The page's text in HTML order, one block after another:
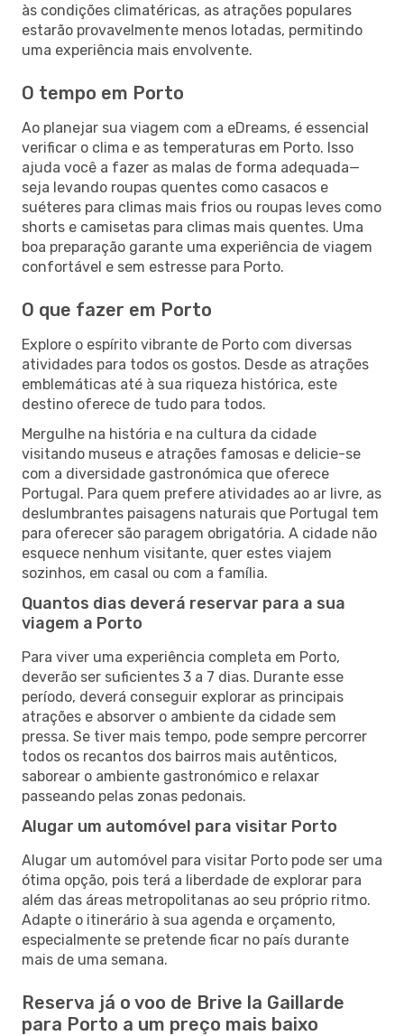
às condições climatéricas, as atrações populares
estarão provavelmente menos lotadas, permitindo
uma experiência mais envolvente.
O tempo em Porto
Ao planejar sua viagem com a eDreams, é essencial
verificar o clima e as temperaturas em Porto. Isso
ajuda você a fazer as malas de forma adequada—
seja levando roupas quentes como casacos e
suéteres para climas mais frios ou roupas leves como
shorts e camisetas para climas mais quentes. Uma
boa preparação garante uma experiência de viagem
confortável e sem estresse para Porto.
O que fazer em Porto
Explore o espírito vibrante de Porto com diversas
atividades para todos os gostos. Desde as atrações
emblemáticas até à sua riqueza histórica, este
destino oferece de tudo para todos.
Mergulhe na história e na cultura da cidade
visitando museus e atrações famosas e delicie-se
com a diversidade gastronómica que oferece
Portugal. Para quem prefere atividades ao ar livre, as
deslumbrantes paisagens naturais que Portugal tem
para oferecer são paragem obrigatória. A cidade não
esquece nenhum visitante, quer estes viajem
sozinhos, em casal ou com a família.
Quantos dias deverá reservar para a sua
viagem a Porto
Para viver uma experiência completa em Porto,
deverão ser suficientes 3 a 7 dias. Durante esse
período, deverá conseguir explorar as principais
atrações e absorver o ambiente da cidade sem
pressa. Se tiver mais tempo, pode sempre percorrer
todos os recantos dos bairros mais autênticos,
saborear o ambiente gastronómico e relaxar
passeando pelas zonas pedonais.
Alugar um automóvel para visitar Porto
Alugar um automóvel para visitar Porto pode ser uma
ótima opção, pois terá a liberdade de explorar para
além das áreas metropolitanas ao seu próprio ritmo.
Adapte o itinerário à sua agenda e orçamento,
especialmente se pretende ficar no país durante
mais de uma semana.
Reserva já o voo de Brive la Gaillarde
para Porto a um preço mais baixo